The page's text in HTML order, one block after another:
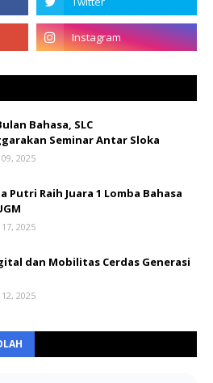
Bahasa, SLC
Seminar Antar Sloka
2025
Putri Raih Juara 1 Lomba Bahasa
2025
dan Mobilitas Cerdas Generasi
2025